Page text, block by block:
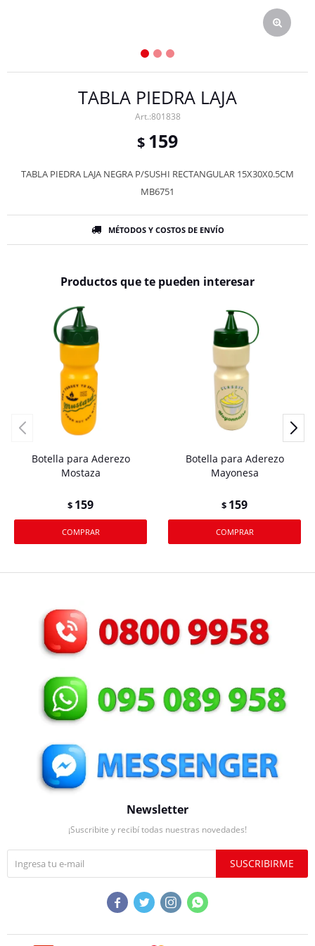
TABLA PIEDRA LAJA
801838
$ 159
TABLA PIEDRA LAJA NEGRA P/SUSHI RECTANGULAR 15X30X0.5CM
MB6751
MÉTODOS Y COSTOS DE ENVÍO
Productos que te pueden interesar
Botella para Aderezo
Mostaza
$ 159
Botella para Aderezo
Mayonesa
$ 159
Newsletter
¡Suscribite y recibí todas nuestras novedades!
SUSCRIBIRME
   